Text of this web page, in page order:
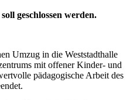
geschlossen werden.
Umzug in die Weststadthalle
mit offener Kinder- und
pädagogische Arbeit des